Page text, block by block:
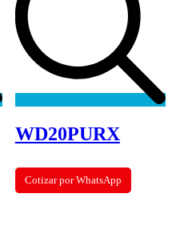
WD20PURX
Cotizar por WhatsApp